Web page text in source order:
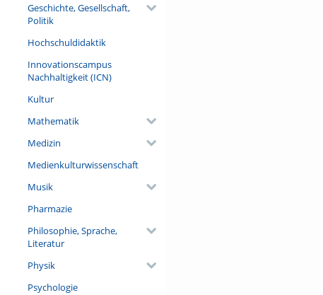
Geschichte, Gesellschaft,
Politik
Hochschuldidaktik
Innovationscampus
Nachhaltigkeit (ICN)
Kultur
Mathematik
Medizin
Medienkulturwissenschaft
Musik
Pharmazie
Philosophie, Sprache,
Literatur
Physik
Psychologie